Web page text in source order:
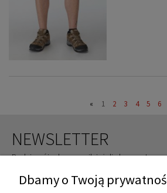
« 1 2 3 4 5 6
NEWSLETTER
Podaj swój adres e-mail, jeżeli chcesz
Dbamy o Twoją